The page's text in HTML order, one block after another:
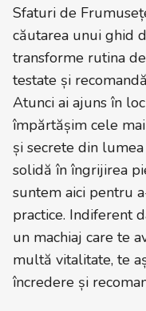
Sfaturi de
căutarea unui ghid
transforme rutina
testate și
Atunci ai ajuns în
împărtășim cele
și secrete din
solidă în îngrijirea
suntem aici pentru
practice. Indiferent
un machiaj care te
multă vitalitate, te
încredere și